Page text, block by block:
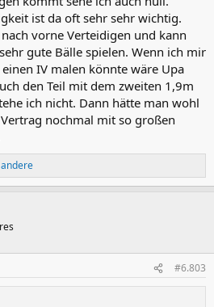
ist da oft sehr sehr wichtig.
vorne Verteidigen und kann
gute Bälle spielen. Wenn ich mir
IV malen könnte wäre Upa
den Teil mit dem zweiten 1,9m
ich nicht. Dann hätte man wohl
nochmal mit so großen
#6.803